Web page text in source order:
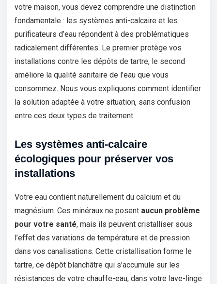
votre maison, vous devez comprendre une distinction
fondamentale : les systèmes anti-calcaire et les
purificateurs d’eau répondent à des problématiques
radicalement différentes. Le premier protège vos
installations contre les dépôts de tartre, le second
améliore la qualité sanitaire de l’eau que vous
consommez. Nous vous expliquons comment identifier
la solution adaptée à votre situation, sans confusion
entre ces deux types de traitement.
Les systèmes anti-calcaire
écologiques pour préserver vos
installations
Votre eau contient naturellement du calcium et du
magnésium. Ces minéraux ne posent aucun problème
pour votre santé, mais ils peuvent cristalliser sous
l’effet des variations de température et de pression
dans vos canalisations. Cette cristallisation forme le
tartre, ce dépôt blanchâtre qui s’accumule sur les
résistances de votre chauffe-eau, dans votre lave-linge